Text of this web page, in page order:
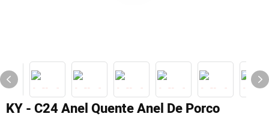
KY - C24 Anel Quente Anel De Porco